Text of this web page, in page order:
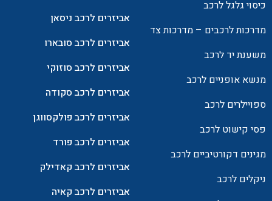
כיסוי גלגל לרכב
מדרכות לרכבים – מדרכות צד
משענת יד לרכב
מנשא אופניים לרכב
ספויילרים לרכב
פסי קישוט לרכב
מגינים דקורטיביים לרכב
ניקלים לרכב
אביזרים לרכב ניסאן
אביזרים לרכב סובארו
אביזרים לרכב סוזוקי
אביזרים לרכב סקודה
אביזרים לרכב פולקסווגן
אביזרים לרכב פורד
אביזרים לרכב קאדילק
אביזרים לרכב קאיה